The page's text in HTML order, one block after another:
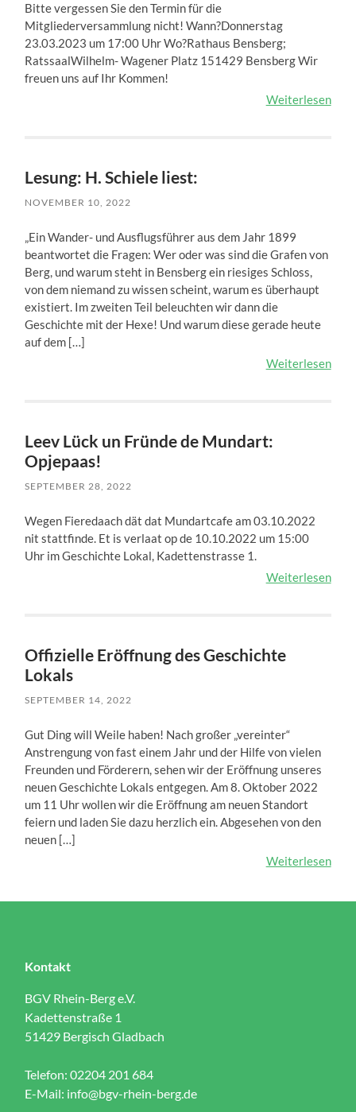
Bitte vergessen Sie den Termin für die
Mitgliederversammlung nicht! Wann?Donnerstag
23.03.2023 um 17:00 Uhr Wo?Rathaus Bensberg;
RatssaalWilhelm- Wagener Platz 151429 Bensberg Wir
freuen uns auf Ihr Kommen!
Weiterlesen
Lesung: H. Schiele liest:
NOVEMBER 10, 2022
„Ein Wander- und Ausflugsführer aus dem Jahr 1899
beantwortet die Fragen: Wer oder was sind die Grafen von
Berg, und warum steht in Bensberg ein riesiges Schloss,
von dem niemand zu wissen scheint, warum es überhaupt
existiert. Im zweiten Teil beleuchten wir dann die
Geschichte mit der Hexe! Und warum diese gerade heute
auf dem […]
Weiterlesen
Leev Lück un Fründe de Mundart:
Opjepaas!
SEPTEMBER 28, 2022
Wegen Fieredaach dät dat Mundartcafe am 03.10.2022
nit stattfinde. Et is verlaat op de 10.10.2022 um 15:00
Uhr im Geschichte Lokal, Kadettenstrasse 1.
Weiterlesen
Offizielle Eröffnung des Geschichte
Lokals
SEPTEMBER 14, 2022
Gut Ding will Weile haben! Nach großer „vereinter“
Anstrengung von fast einem Jahr und der Hilfe von vielen
Freunden und Förderern, sehen wir der Eröffnung unseres
neuen Geschichte Lokals entgegen. Am 8. Oktober 2022
um 11 Uhr wollen wir die Eröffnung am neuen Standort
feiern und laden Sie dazu herzlich ein. Abgesehen von den
neuen […]
Weiterlesen
Kontakt
BGV Rhein-Berg e.V.
Kadettenstraße 1
51429 Bergisch Gladbach
Telefon: 02204 201 684
E-Mail: info@bgv-rhein-berg.de